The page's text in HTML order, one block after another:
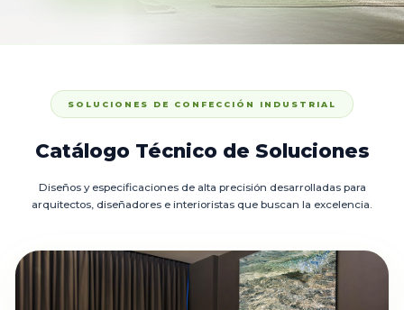
SOLUCIONES DE CONFECCIÓN INDUSTRIAL
Catálogo Técnico de Soluciones
Diseños y especificaciones de alta precisión desarrolladas para
arquitectos, diseñadores e interioristas que buscan la excelencia.